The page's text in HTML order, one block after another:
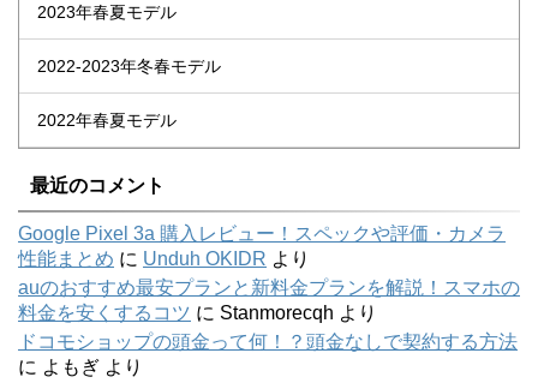
2023年春夏モデル
2022-2023年冬春モデル
2022年春夏モデル
最近のコメント
Google Pixel 3a 購入レビュー！スペックや評価・カメラ
性能まとめ に Unduh OKIDR より
auのおすすめ最安プランと新料金プランを解説！スマホの
料金を安くするコツ に Stanmorecqh より
ドコモショップの頭金って何！？頭金なしで契約する方法
に よもぎ より